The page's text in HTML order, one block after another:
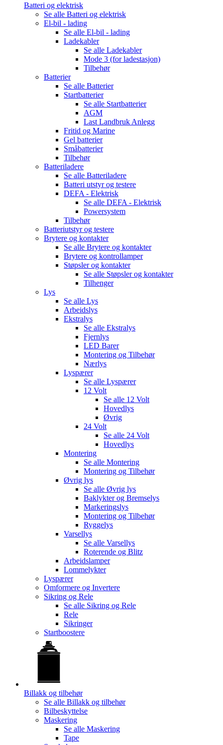
Batteri og elektrisk
Se alle Batteri og elektrisk
El-bil - lading
Se alle El-bil - lading
Ladekabler
Se alle Ladekabler
Mode 3 (for ladestasjon)
Tilbehør
Batterier
Se alle Batterier
Startbatterier
Se alle Startbatterier
AGM
Last Landbruk Anlegg
Fritid og Marine
Gel batterier
Småbatterier
Tilbehør
Batteriladere
Se alle Batteriladere
Batteri utstyr og testere
DEFA - Elektrisk
Se alle DEFA - Elektrisk
Powersystem
Tilbehør
Batteriutstyr og testere
Brytere og kontakter
Se alle Brytere og kontakter
Brytere og kontrollamper
Støpsler og kontakter
Se alle Støpsler og kontakter
Tilhenger
Lys
Se alle Lys
Arbeidslys
Ekstralys
Se alle Ekstralys
Fjernlys
LED Barer
Montering og Tilbehør
Nærlys
Lyspærer
Se alle Lyspærer
12 Volt
Se alle 12 Volt
Hovedlys
Øvrig
24 Volt
Se alle 24 Volt
Hovedlys
Montering
Se alle Montering
Montering og Tilbehør
Øvrig lys
Se alle Øvrig lys
Baklykter og Bremselys
Markeringslys
Montering og Tilbehør
Ryggelys
Varsellys
Se alle Varsellys
Roterende og Blitz
Arbeidslamper
Lommelykter
Lyspærer
Omformere og Invertere
Sikring og Rele
Se alle Sikring og Rele
Rele
Sikringer
Startboostere
Billakk og tilbehør
Se alle Billakk og tilbehør
Bilbeskyttelse
Maskering
Se alle Maskering
Tape